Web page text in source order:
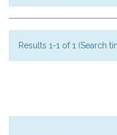
Results 1-1 of 1 (Search